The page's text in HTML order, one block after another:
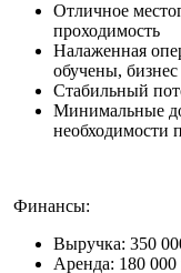
Отличное
проходимость
Налаженная
обучены,
Стабильный
Минимальные
необходимости
Финансы:
Выручка: 350
Аренда: 180 000